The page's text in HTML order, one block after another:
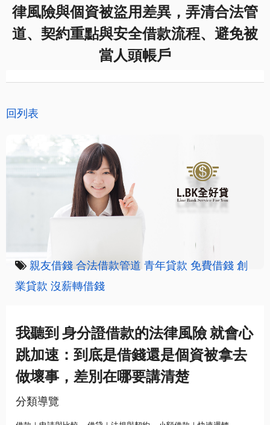
律風險與個資被盜用差異，弄清合法管
道、契約重點與安全借款流程、避免被
當人頭帳戶
回列表
親友借錢 合法借款管道 青年貸款 免費借錢 創
業貸款 沒薪轉借錢
我聽到 身分證借款的法律風險 就會心
跳加速：到底是借錢還是個資被拿去
做壞事，差別在哪要講清楚
分類導覽